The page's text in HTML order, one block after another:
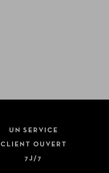
UN SERVICE
CLIENT OUVERT
7J/7